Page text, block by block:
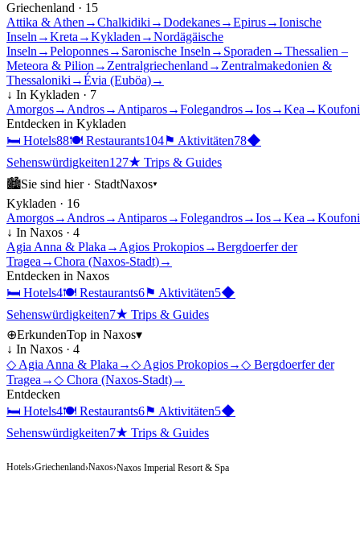
Griechenland · 15
Attika & Athen →Chalkidiki →Dodekanes→Epirus→Ionische
Inseln →Kreta →Kykladen →Nordägäische
Inseln →Peloponnes→ Saronische Inseln → Sporaden →Thessalien –
Meteora & Pilion → Zentralgriechenland → Zentralmakedonien &
Thessaloniki →Évia (Euböa)→
↓ In Kykladen · 7
Amorgos→ Andros→ Antiparos→Folegandros→Ios→Kea →
Entdecken in Kykladen
🛏 Hotels88🍽 Restaurants104⚑ Aktivitäten78◆
Sehenswürdigkeiten127★ Trips & Guides
🏙Sie sind hier · StadtNaxos▾
Kykladen · 16
Amorgos→ Andros→ Antiparos→Folegandros→Ios→Kea →
↓ In Naxos · 4
Agia Anna & Plaka → Agios Prokopios→Bergdoerfer der
Tragea →Chora (Naxos-Stadt)→
Entdecken in Naxos
🛏 Hotels4🍽 Restaurants6⚑ Aktivitäten5◆
Sehenswürdigkeiten7★ Trips & Guides
⊕ErkundenTop in Naxos▾
↓ In Naxos · 4
◇ Agia Anna & Plaka →◇ Agios Prokopios→◇ Bergdoerfer der
Tragea →◇ Chora (Naxos-Stadt)→
Entdecken
🛏 Hotels4🍽 Restaurants6⚑ Aktivitäten5◆
Sehenswürdigkeiten7★ Trips & Guides
Hotels›Griechenland›Naxos›Naxos Imperial Resort & Spa